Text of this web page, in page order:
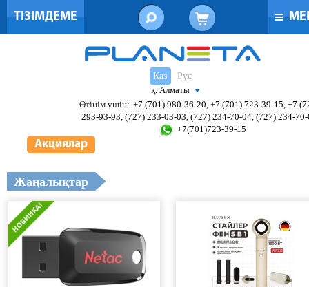
ТІЗІМДЕМЕ
Қаз
Рус
қ. Алматы
Өтінім үшін: +7 (701) 980-36-20, +7 (701) 723-39-15, +7
293-93-93, (727) 233-03-03, (727) 234-70-04, (727) 234-
+7(701)723-39-15
Акциялар
Жаңалықтар